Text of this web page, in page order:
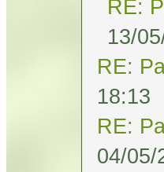
RE:
13/
RE:
18:13
RE:
04/05/